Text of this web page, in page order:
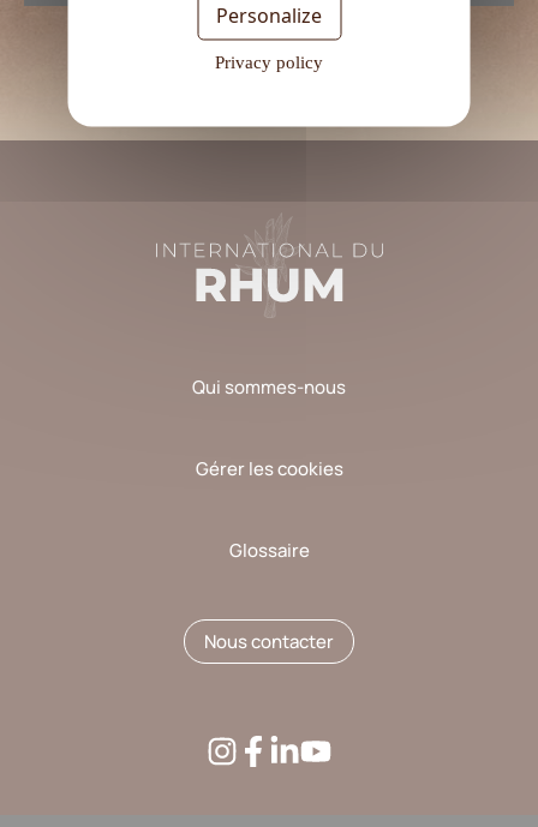
champ
vide.
Qui sommes-nous
Gérer les cookies
Glossaire
Nous contacter
Personalize
Privacy policy